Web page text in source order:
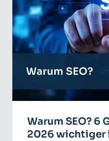
Warum SEO? 6
2026 wichtiger